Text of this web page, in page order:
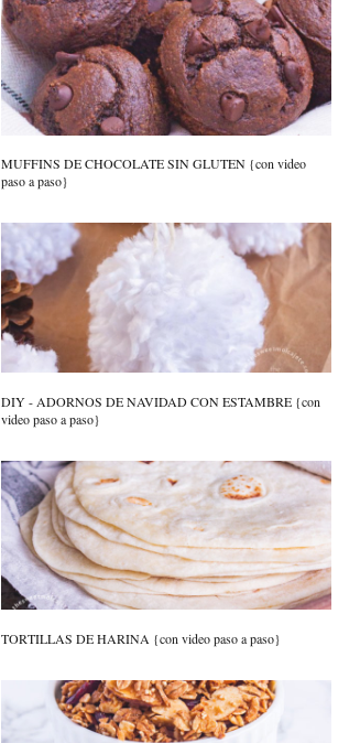
MUFFINS DE CHOCOLATE SIN GLUTEN {con video
paso a paso}
DIY - ADORNOS DE NAVIDAD CON ESTAMBRE {con
video paso a paso}
TORTILLAS DE HARINA {con video paso a paso}